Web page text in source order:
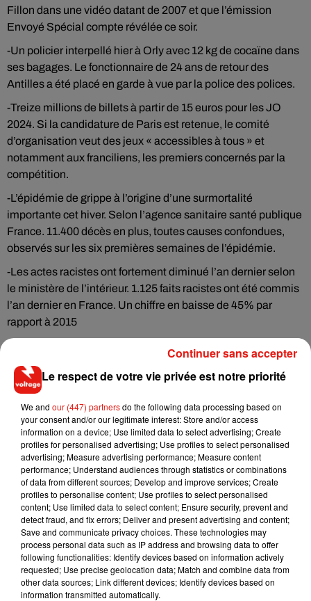
Fillon dans une vidéo datant de 2007 et que l’émission
Envoyé Spécial compte révélée ce soir.
-Un policier interpellé hier à Orly avec 12 kg de cocaïne dans
ses bagages. Le fonctionnaire de 24 ans de retour des
Antilles a été placé en garde à vue par la police des polices.
-Treize millions de billets à partir de 15 euros pour les JO
2024. Si la candidature de Paris est retenue, le comité
d’organisation veut des jeux « accessibles à tous » et
notamment aux franciliens, les premiers concernés par la
compétition.
-L’épidémie de grippe à l’origine d’une surmortalité
importante cet hiver. Selon l’agence sanitaire santé publique
France. 11.400 décès en plus, toutes causes confondues,
observés sur les six premières semaines de l’épidémie.
-Les actes racistes ont fortement diminué l’an dernier selon
le ministère de l’intérieur. 1.125 faits racistes ont été commis
l’an dernier en France. Un chiffre en baisse de 45% par
rapport à 2015
hommes en Essonne. Un simple accident au moment de
vérifier les pistolets a impulsion electrique avant de partir en
intervention. « Je vais bien, le taser aussi ! », s’est amusé
l’officier…
Ecouter L'essentiel de l'actu 02/02/2017 9H
Musique
Il y a 10 ans, DJ Snake changeait de
dimension avec son premier...
Le respect de votre vie privée est notre priorité
We and our (447) partnersdo the following data processing based on
your consent and/or our legitimate interest: Store and/or access
information on a device; Use limited data to select advertising; Create
profiles for personalised advertising; Use profiles to select personalised
advertising; Measure advertising performance; Measure content
performance; Understand audiences through statistics or combinations
of data from different sources; Develop and improve services; Create
profiles to personalise content; Use profiles to select personalised
content; Use limited data to select content; Ensure security, prevent and
detect fraud, and fix errors; Deliver and present advertising and content;
Save and communicate privacy choices. These technologies may
process personal data such as IP address and browsing data to offer
following functionalities: Identify devices based on information actively
requested; Use precise geolocation data; Match and combine data from
other data sources; Link different devices; Identify devices based on
information transmitted automatically.
Continuer sans accepter